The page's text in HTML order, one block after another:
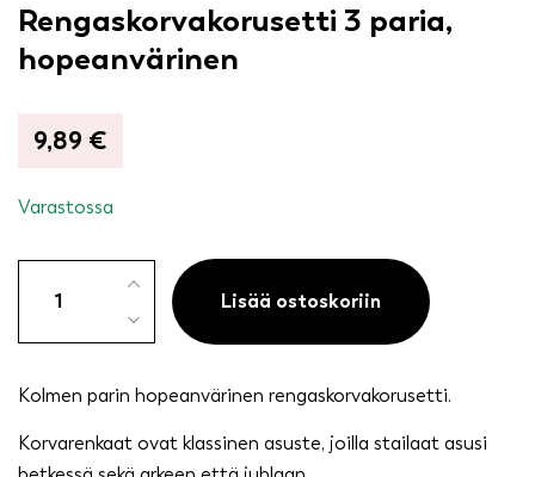
Rengaskorvakorusetti 3 paria,
hopeanvärinen
9,89 €
Varastossa
Rengaskorvakorusetti
määrä
Lisää ostoskoriin
Kolmen parin hopeanvärinen rengaskorvakorusetti.
Korvarenkaat ovat klassinen asuste, joilla stailaat asusi